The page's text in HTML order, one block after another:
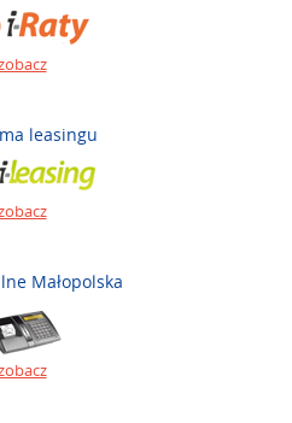
leasingu
Małopolska